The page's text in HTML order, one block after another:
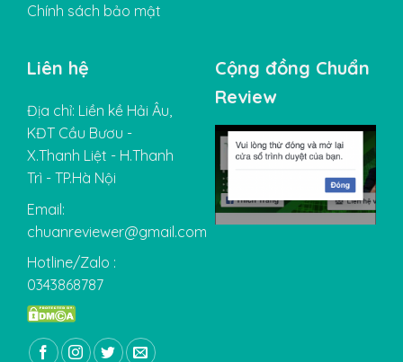
Chính sách bảo mật
Liên hệ
Địa chỉ: Liền kề Hải Âu,
KĐT Cầu Bươu -
X.Thanh Liệt - H.Thanh
Trì - TP.Hà Nội
Email:
chuanreviewer@gmail.com
Hotline/Zalo :
0343868787
Cộng đồng Chuẩn
Review